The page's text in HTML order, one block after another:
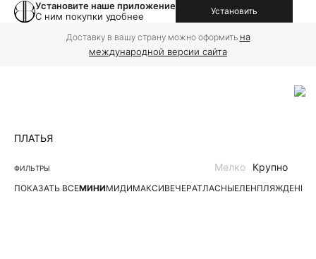
Установите наше приложение
С ним покупки удобнее
Установить
Доставку в вашу страну можно оформить на
международной версии сайта
ПЛАТЬЯ
ФИЛЬТРЫ
ПОКАЗАТЬ ВСЕМИНИМИДИМАКСИВЕЧЕРАТЛАСНЫЕЛЕНПЛЯЖДЕНИМ
Мелко Крупно